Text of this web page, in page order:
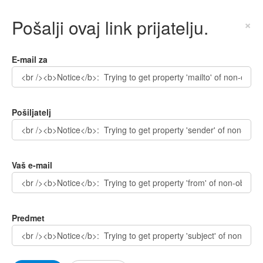
Pošalji ovaj link prijatelju. ×
E-mail za
Pošiljatelj
Vaš e-mail
Predmet